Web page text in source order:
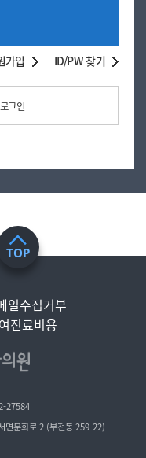
가입 ID/PW 찾기
그인
TOP
일수집거부
진료비용
27584
면문화로 2 (부전동 259-22)